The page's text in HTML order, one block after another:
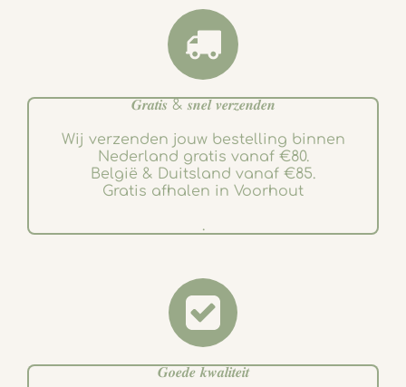
𝑮𝒓𝒂𝒕𝒊𝒔 & 𝒔𝒏𝒆𝒍 𝒗𝒆𝒓𝒛𝒆𝒏𝒅𝒆𝒏
Wij verzenden jouw bestelling binnen
Nederland gratis vanaf €80.
België & Duitsland vanaf €85.
Gratis afhalen in Voorhout
.
𝑮𝒐𝒆𝒅𝒆 𝒌𝒘𝒂𝒍𝒊𝒕𝒆𝒊𝒕